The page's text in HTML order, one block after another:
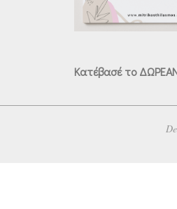
Κατέβασέ το